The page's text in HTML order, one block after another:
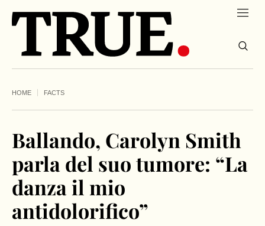
HOME FACTS
Ballando, Carolyn Smith
parla del suo tumore: “La
danza il mio
antidolorifico”